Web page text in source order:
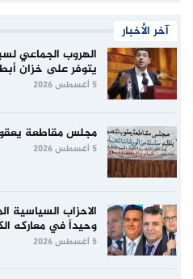
آخر الأخبار
الهروب الجماعي
يتوفر على خزان
5 أغسطس 2026
مجلس مقاطعة
5 أغسطس 2026
الاحزاب السياسية
وحيداً في معاركه
5 أغسطس 2026